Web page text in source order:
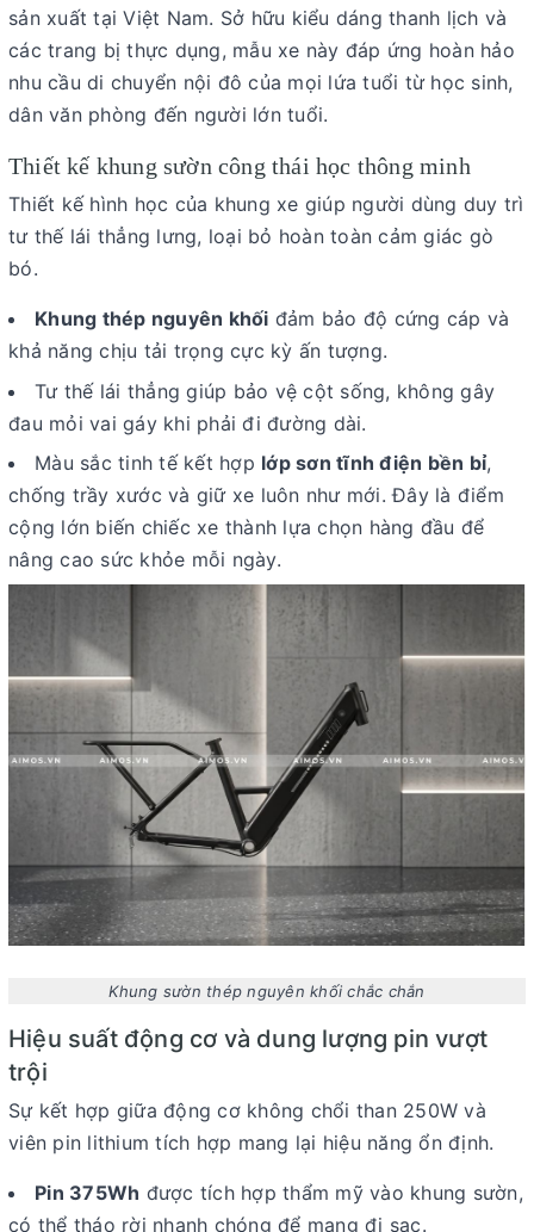
sản xuất tại Việt Nam. Sở hữu kiểu dáng thanh lịch và
các trang bị thực dụng, mẫu xe này đáp ứng hoàn hảo
nhu cầu di chuyển nội đô của mọi lứa tuổi từ học sinh,
dân văn phòng đến người lớn tuổi.
Thiết kế khung sườn công thái học thông minh
Thiết kế hình học của khung xe giúp người dùng duy trì
tư thế lái thẳng lưng, loại bỏ hoàn toàn cảm giác gò
bó.
Khung thép nguyên khối đảm bảo độ cứng cáp và
khả năng chịu tải trọng cực kỳ ấn tượng.
Tư thế lái thẳng giúp bảo vệ cột sống, không gây
đau mỏi vai gáy khi phải đi đường dài.
Màu sắc tinh tế kết hợp lớp sơn tĩnh điện bền bỉ,
chống trầy xước và giữ xe luôn như mới. Đây là điểm
cộng lớn biến chiếc xe thành lựa chọn hàng đầu để
nâng cao sức khỏe mỗi ngày.
Khung sườn thép nguyên khối chắc chắn
Hiệu suất động cơ và dung lượng pin vượt
trội
Sự kết hợp giữa động cơ không chổi than 250W và
viên pin lithium tích hợp mang lại hiệu năng ổn định.
Pin 375Wh được tích hợp thẩm mỹ vào khung sườn,
có thể tháo rời nhanh chóng để mang đi sạc.